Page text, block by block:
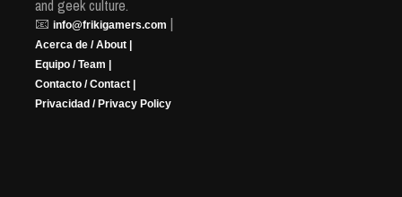
and geek culture.
📧 info@frikigamers.com |
Acerca de / About |
Equipo / Team |
Contacto / Contact |
Privacidad / Privacy Policy